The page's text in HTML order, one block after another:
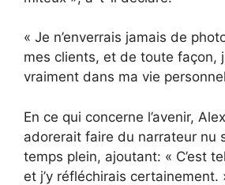
« Je n’enverrais jamais de
mes clients, et de toute façon,
vraiment dans ma vie
En ce qui concerne l’avenir,
adorerait faire du narrateur nu
temps plein, ajoutant: « C’est
et j’y réfléchirais certainement.